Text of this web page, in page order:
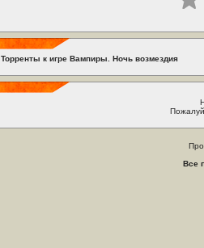
Торренты к игре Вампиры. Ночь возмездия
Все